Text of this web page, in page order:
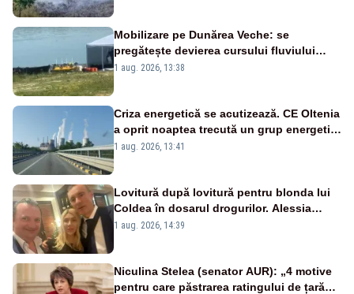
Mobilizare pe Dunărea Veche: se
pregătește devierea cursului fluviului
către Cernavodă – VIDEO
1 aug. 2026, 13:38
Criza energetică se acutizează. CE Oltenia
a oprit noaptea trecută un grup energetic
de la Rovinari
1 aug. 2026, 13:41
Lovitură după lovitură pentru blonda lui
Coldea în dosarul drogurilor. Alessia
Păcuraru explică decizia magistraților
1 aug. 2026, 14:39
Niculina Stelea (senator AUR): „4 motive
pentru care păstrarea ratingului de țară